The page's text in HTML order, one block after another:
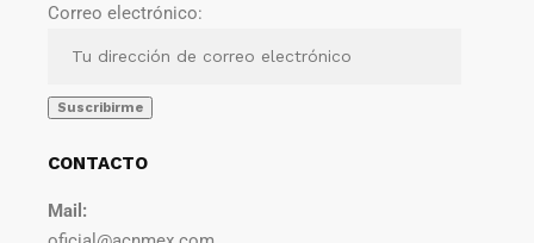
Correo electrónico:
CONTACTO
Mail: